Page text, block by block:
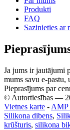
Produkti
FAQ
Sazinieties ar
Ja jums ir jautājumi
mums savu e-pastu,
Pieprasījums par
© Autortiesības —
Vietnes karte - AMP
Silikona dibens,
krūšturis, silikona